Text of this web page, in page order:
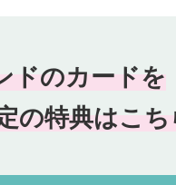
ドのカードを
の特典はこち